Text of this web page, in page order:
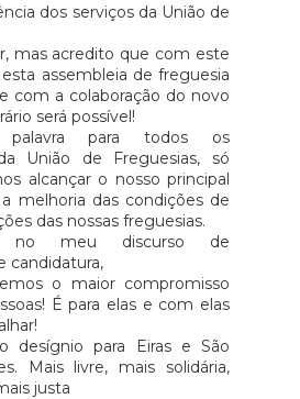
dos serviços da União de
mas acredito que com este
assembleia de freguesia
com a colaboração do novo
será possível!
para todos os
União de Freguesias, só
alcançar o nosso principal
melhoria das condições de
das nossas freguesias.
no meu discurso de
candidatura,
o maior compromisso
É para elas e com elas
desígnio para Eiras e São
Mais livre, mais solidária,
justa